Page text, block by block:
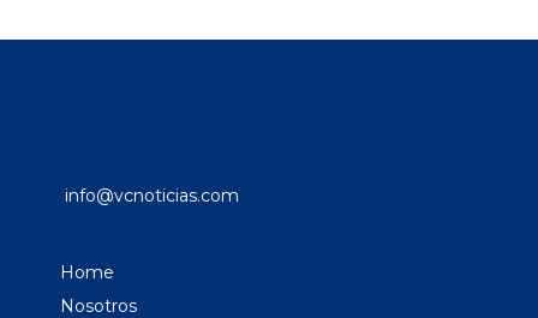
info@vcnoticias.com
Home
Nosotros